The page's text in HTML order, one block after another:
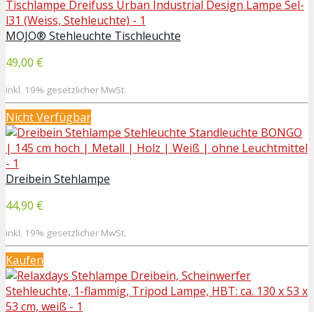
MOJO® Stehleuchte Tischleuchte
49,00 €
inkl. 19% gesetzlicher MwSt.
Nicht Verfügbar
Dreibein Stehlampe
44,90 €
inkl. 19% gesetzlicher MwSt.
Kaufen